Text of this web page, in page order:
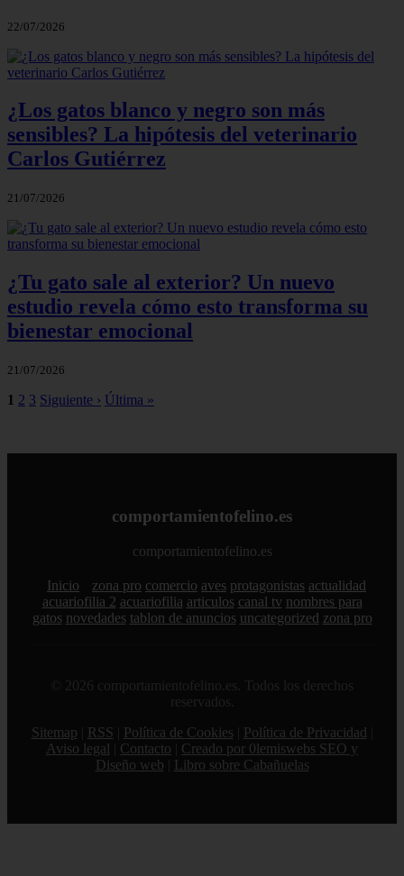
22/07/2026
¿Los gatos blanco y negro son más
sensibles? La hipótesis del veterinario
Carlos Gutiérrez
21/07/2026
¿Tu gato sale al exterior? Un nuevo
estudio revela cómo esto transforma su
bienestar emocional
21/07/2026
1 2 3 Siguiente › Última »
comportamientofelino.es
comportamientofelino.es
Inicio zona pro comercio aves protagonistas actualidad
acuariofilia 2 acuariofilia articulos canal tv nombres para
gatos novedades tablon de anuncios uncategorized zona pro
© 2026 comportamientofelino.es. Todos los derechos
reservados.
Sitemap
RSS Política de Cookies Política de Privacidad
Aviso legal
Contacto
Creado por 0lemiswebs SEO y
Diseño web
Libro sobre Cabañuelas